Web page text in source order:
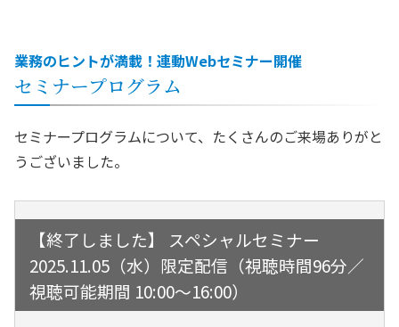
業務のヒントが満載！連動Webセミナー開催
セミナープログラム
セミナープログラムについて、たくさんのご来場ありがと
うございました。
スペシャルセミナー
2025.11.05（水）限定配信（視聴時間96分／
視聴可能期間 10:00～16:00）